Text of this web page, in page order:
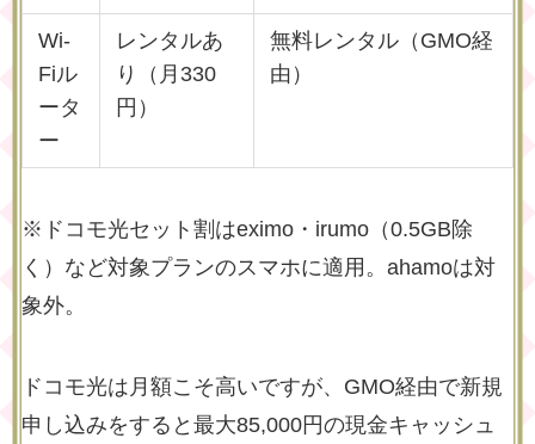
Wi-
Fiル
ータ
ー
レンタルあ
り（月330
円）
無料レンタル（GMO経
由）
※ドコモ光セット割はeximo・irumo（0.5GB除
く）など対象プランのスマホに適用。ahamoは対
象外。
ドコモ光は月額こそ高いですが、GMO経由で新規
申し込みをすると最大85,000円の現金キャッシュ